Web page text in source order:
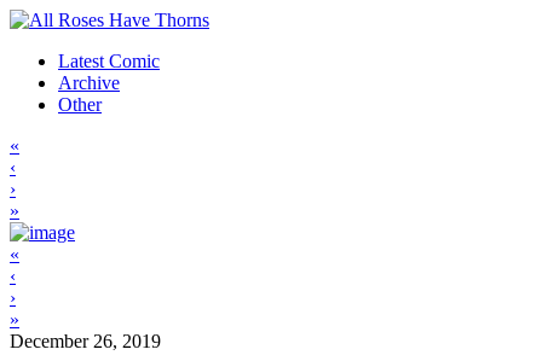
Latest Comic
Archive
Other
«
‹
›
»
«
‹
›
»
December 26, 2019